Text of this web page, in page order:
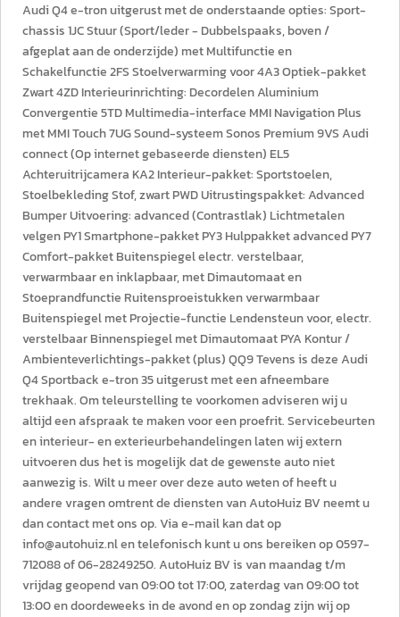
Audi Q4 e-tron uitgerust met de onderstaande opties: Sport-
chassis 1JC Stuur (Sport/leder - Dubbelspaaks, boven /
afgeplat aan de onderzijde) met Multifunctie en
Schakelfunctie 2FS Stoelverwarming voor 4A3 Optiek-pakket
Zwart 4ZD Interieurinrichting: Decordelen Aluminium
Convergentie 5TD Multimedia-interface MMI Navigation Plus
met MMI Touch 7UG Sound-systeem Sonos Premium 9VS Audi
connect (Op internet gebaseerde diensten) EL5
Achteruitrijcamera KA2 Interieur-pakket: Sportstoelen,
Stoelbekleding Stof, zwart PWD Uitrustingspakket: Advanced
Bumper Uitvoering: advanced (Contrastlak) Lichtmetalen
velgen PY1 Smartphone-pakket PY3 Hulppakket advanced PY7
Comfort-pakket Buitenspiegel electr. verstelbaar,
verwarmbaar en inklapbaar, met Dimautomaat en
Stoeprandfunctie Ruitensproeistukken verwarmbaar
Buitenspiegel met Projectie-functie Lendensteun voor, electr.
verstelbaar Binnenspiegel met Dimautomaat PYA Kontur /
Ambienteverlichtings-pakket (plus) QQ9 Tevens is deze Audi
Q4 Sportback e-tron 35 uitgerust met een afneembare
trekhaak. Om teleurstelling te voorkomen adviseren wij u
altijd een afspraak te maken voor een proefrit. Servicebeurten
en interieur- en exterieurbehandelingen laten wij extern
uitvoeren dus het is mogelijk dat de gewenste auto niet
aanwezig is. Wilt u meer over deze auto weten of heeft u
andere vragen omtrent de diensten van AutoHuiz BV neemt u
dan contact met ons op. Via e-mail kan dat op
info@autohuiz.nl en telefonisch kunt u ons bereiken op 0597-
712088 of 06-28249250. AutoHuiz BV is van maandag t/m
vrijdag geopend van 09:00 tot 17:00, zaterdag van 09:00 tot
13:00 en doordeweeks in de avond en op zondag zijn wij op